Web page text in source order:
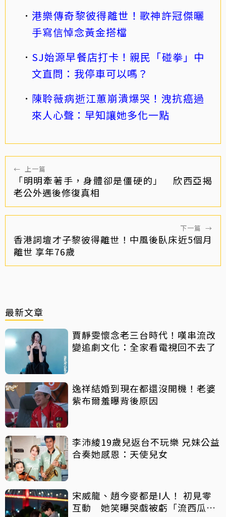
港樂傳奇黎彼得離世！歌神許冠傑曬
手寫信悼念黃金搭檔
SJ始源早餐店打卡！親民「碰拳」中
文直問：我停車可以嗎？
陳聆薇病逝江蕙崩潰爆哭！洩抗癌過
來人心聲：早知讓她多化一點
← 上一篇
「明明牽著手，身體卻是僵硬的」 欣西亞揭
老公外遇後修復真相
下一篇 →
香港詞壇才子黎彼得離世！中風後臥床近5個月
離世 享年76歲
最新文章
賈靜雯懷念老三台時代！嘆串流改
變追劇文化：全家看電視回不去了
逸祥結婚到現在都還沒開機！老婆
紫布爾羞曝背後原因
李沛綾19歲兒返台不玩樂 兄妹公益
合奏她感恩：天使兒女
宋威龍、趙今麥都是I人！ 初見零
互動 她笑曝哭戲被虧「流西瓜